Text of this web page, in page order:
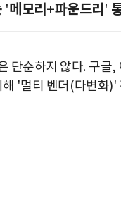
'메모리 +파운드리 '
단순하지 않다. 구글,
'멀티 벤더 (다변화)'